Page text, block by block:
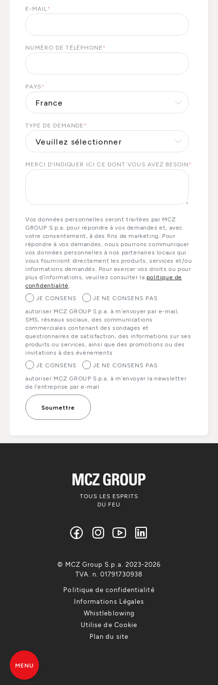
E-MAIL *
NUMÉRO DE TÉLÉPHONE *
PAYS*
TYPE DE DEMANDE *
MERCI D'INDIQUER ICI CE DONT VOUS AVEZ BESOIN *
Vos données personnelles seront traitées par MCZ
GROUP S.p.a. pour répondre à vos demandes et, avec
votre consentement, à des fins de marketing. Pour
répondre à vos demandes, nous pourrons communiquer
vos données personnelles à nos partenaires locaux qui
vous fourniront directement les produits, services et/ou
informations demandés. Pour exercer vos droits ou pour
plus d’informations, veuillez consulter la politique de
confidentialité
JE CONSENS
JE NE CONSENS PAS
autoriser MCZ GROUP S.p.a. à m’envoyer par e-mail,
SMS, réseaux sociaux, des communications
commerciales contenant des sondages et
questionnaires de satisfaction, des informations sur ses
produits ou services, ainsi que des promotions ou des
invitations à des événements
JE CONSENS
JE NE CONSENS PAS
autoriser MCZ GROUP S.p.a. à m’envoyer la newsletter
de l’entreprise par e-mail
TOUS LES ESPRITS
DU FEU
Politique de confidentialité
Informations Légales
Whistleblowing
Utilise de Cookie
Plan du site
© MCZ Group S.p.a. 2023-2026
TVA. n. 01791730938
MENU